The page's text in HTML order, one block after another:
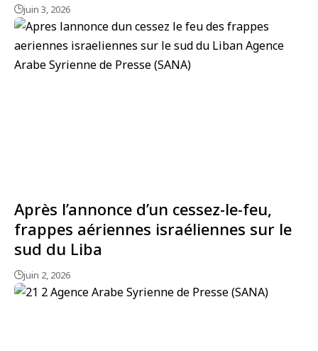
juin 3, 2026
Après l’annonce d’un cessez-le-feu,
frappes aériennes israéliennes sur le
sud du Liba
juin 2, 2026